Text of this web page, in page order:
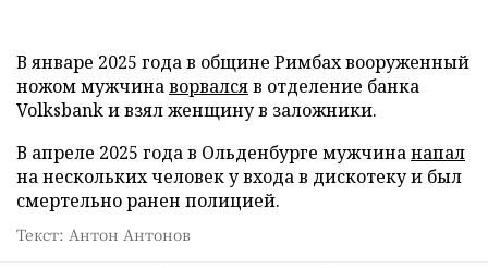
В январе 2025 года в общине Римбах вооруженный
ножом мужчинаворвалсяв отделение банка
Volksbank и взял женщину в заложники.
В апреле 2025 года в Ольденбурге мужчинанапал
на нескольких человек у входа в дискотеку и был
смертельно ранен полицией.
Текст: Антон Антонов